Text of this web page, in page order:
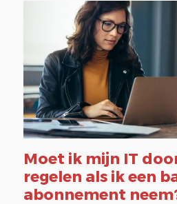
Moet ik mijn IT
regelen als ik een
abonnement